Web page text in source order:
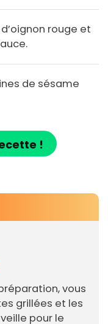
rouge et
de sésame
!
vous
grillées et les
pour le